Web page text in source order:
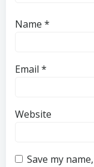
Name *
Email *
Website
Save my